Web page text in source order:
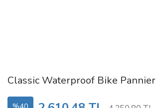
Classic Waterproof Bike Pannier